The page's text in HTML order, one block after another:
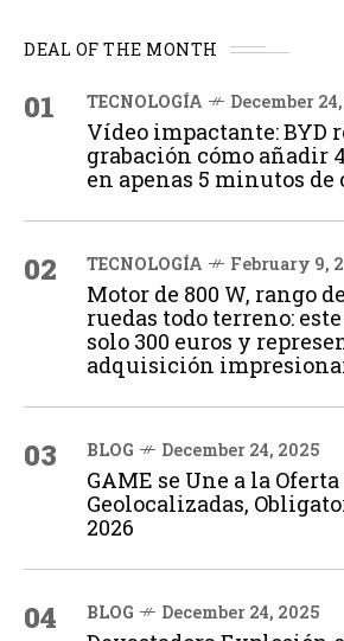
DEAL OF THE MONTH
01 TECNOLOGÍA December
Vídeo impactante: BYD
grabación cómo añadir
en apenas 5 minutos de
02 TECNOLOGÍA February 9,
Motor de 800 W, rango
ruedas todo terreno:
solo 300 euros y
adquisición
03 BLOG December 24, 2025
GAME se Une a la
Geolocalizadas,
2026
04 BLOG December 24, 2025